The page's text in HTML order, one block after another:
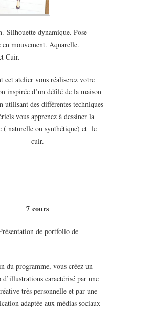
Silhouette dynamique. Pose
en mouvement. Aquarelle.
Cuir.
cet atelier vous réaliserez votre
inspirée d’un défilé de la maison
des différentes techniques
vous apprenez à dessiner la
( naturelle ou synthétique) et le
cuir.
7 cours
de portfolio de
du programme, vous créez un
caractérisé par une
très personnelle et par une
adaptée aux médias sociaux